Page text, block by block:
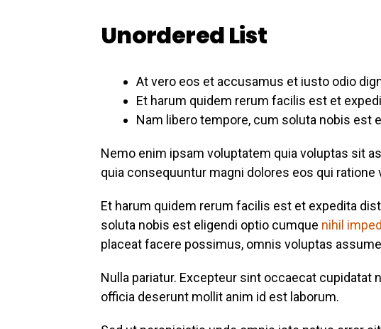
Unordered List
At vero eos et accusamus et iusto odio
Et harum quidem rerum facilis est et
Nam libero tempore, cum soluta nobis est
Nemo enim ipsam voluptatem quia voluptas sit
quia consequuntur magni dolores eos qui
Et harum quidem rerum facilis est et expedita
soluta nobis est eligendi optio cumque nihil
placeat facere possimus, omnis voluptas
Nulla pariatur. Excepteur sint occaecat cupidatat
officia deserunt mollit anim id est laborum.